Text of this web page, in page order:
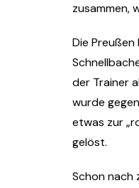
zusammen,
Die
der Trainer
wurde
etwas zur
gelöst.
Schon nach